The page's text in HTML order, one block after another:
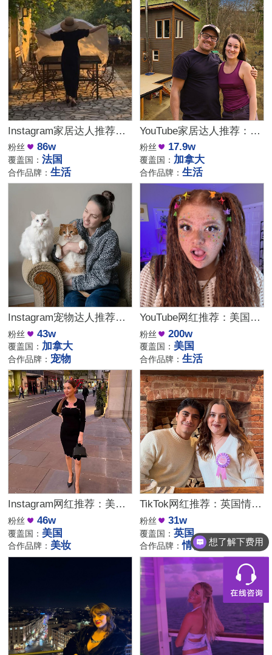
Instagram家居达人推荐：法国庄园生活博主，高端品牌合作优选
粉丝 86w
覆盖国：法国
合作品牌：生活
YouTube家居达人推荐：加拿大DIY建筑生活kol博主
粉丝 17.9w
覆盖国： 加拿大
合作品牌：生活
Instagram宠物达人推荐：加拿大猫咪生活博主，适合宠物品牌合作
粉丝 43w
覆盖国： 加拿大
合作品牌： 宠物
YouTube网红推荐：美国生活方式Vlog博主，200万粉家庭达人合作
粉丝 200w
覆盖国： 美国
合作品牌：生活
Instagram网红推荐：美国美妆护肤博主，46万粉幽默科普达人合作
粉丝 46w
覆盖国： 美国
合作品牌： 美妆
TikTok网红推荐：英国情侣生活旅行博主，互动挑战达人合作
粉丝 31w
覆盖国：英国
合作品牌：情侣生活想了解下费用